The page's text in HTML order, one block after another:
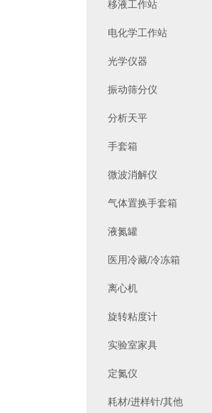
移液工作站
电化学工作站
光学仪器
振动筛分仪
分析天平
手套箱
微波消解仪
气体置换手套箱
液氮罐
医用冷藏/冷冻箱
离心机
旋转粘度计
实验室家具
定氮仪
耗材/进样针/其他